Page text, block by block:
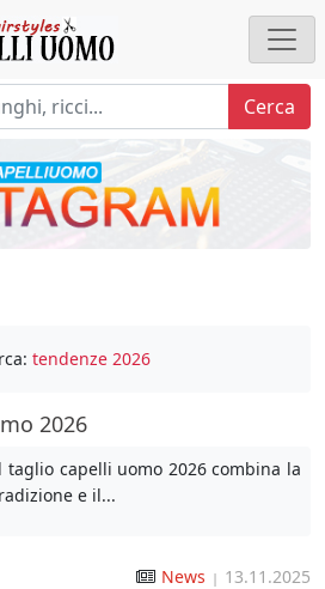
Cerca
tendenze 2026
2026
taglio capelli uomo 2026 combina la
e il...
News | 13.11.2025